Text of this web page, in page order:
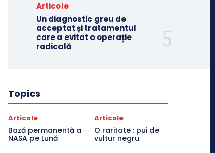
Articole
Un diagnostic greu de
acceptat și tratamentul
care a evitat o operație
radicală
Topics
Articole
Bază permanentă a
NASA pe Lună
Articole
O raritate : pui de
vultur negru